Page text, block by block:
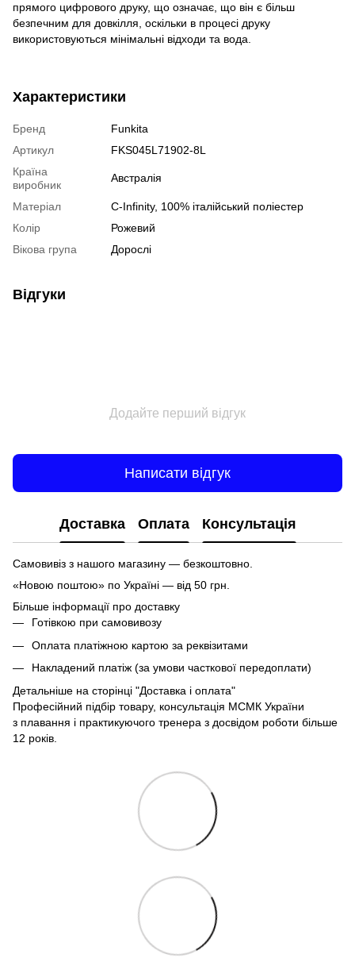
прямого цифрового друку, що означає, що він є більш
безпечним для довкілля, оскільки в процесі друку
використовуються мінімальні відходи та вода.
Характеристики
Бренд
Funkita
Артикул
FKS045L71902-8L
Країна
виробник
Австралія
Матеріал
C-Infinity, 100% італійський поліестер
Колір
Рожевий
Вікова група
Дорослі
Відгуки
Додайте перший відгук
Написати відгук
Доставка Оплата Консультація
Самовивіз з нашого магазину — безкоштовно.
«Новою поштою» по Україні — від 50 грн.
Більше інформації про доставку
Готівкою при самовивозу
Оплата платіжною картою за реквізитами
Накладений платіж (за умови часткової передоплати)
Детальніше на сторінці "Доставка і оплата"
Професійний підбір товару, консультація МСМК України
з плавання і практикуючого тренера з досвідом роботи більше
12 років.